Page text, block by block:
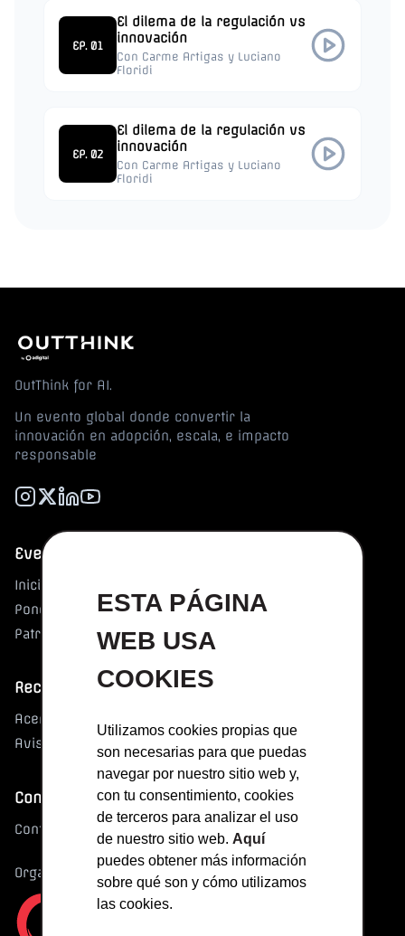
ESTA PÁGINA
WEB USA
COOKIES
Utilizamos cookies propias que
son necesarias para que puedas
navegar por nuestro sitio web y,
con tu consentimiento, cookies
de terceros para analizar el uso
de nuestro sitio web. Aquí
puedes obtener más información
sobre qué son y cómo utilizamos
las cookies.
EP. 01
El dilema de la regulación vs
innovación
Con Carme Artigas y Luciano
Floridi
EP. 02
El dilema de la regulación vs
innovación
Con Carme Artigas y Luciano
Floridi
OutThink for AI.
Un evento global donde convertir la
innovación en adopción, escala, e impacto
responsable
Evento
Inicio
Ponentes
Patrocinadores y colaboradores
Recursos
Acerca de
Aviso Legal
Contacto
Contactar
Organizado por Adigital